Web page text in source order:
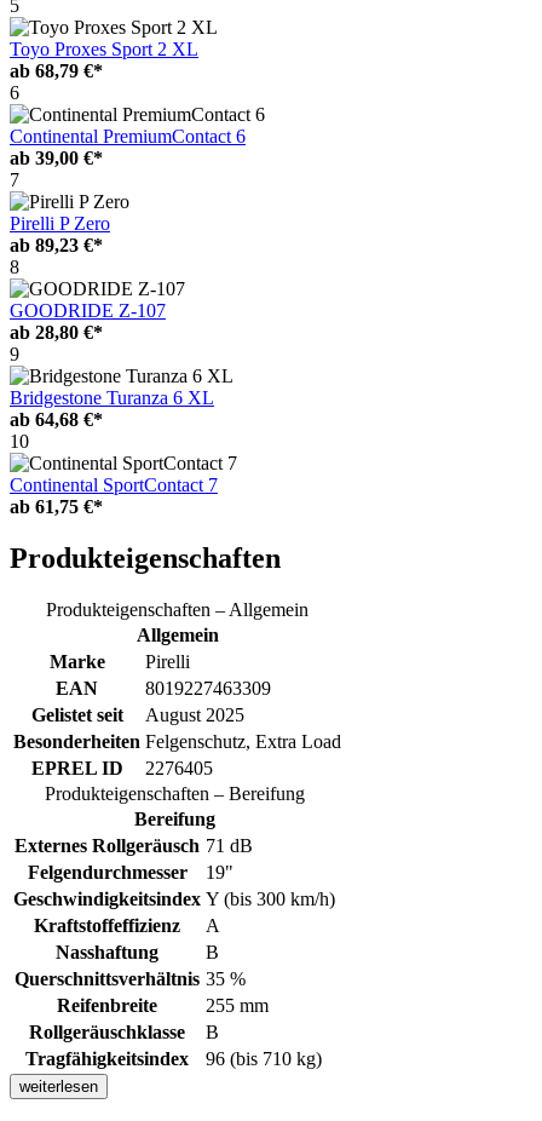
5
Toyo Proxes Sport 2 XL
ab 68,79 €*
6
Continental PremiumContact 6
ab 39,00 €*
7
Pirelli P Zero
ab 89,23 €*
8
GOODRIDE Z-107
ab 28,80 €*
9
Bridgestone Turanza 6 XL
ab 64,68 €*
10
Continental SportContact 7
ab 61,75 €*
Produkteigenschaften
Produkteigenschaften – Allgemein
Allgemein
Marke
Pirelli
EAN
8019227463309
Gelistet seit
August 2025
Besonderheiten Felgenschutz, Extra Load
EPREL ID
2276405
Produkteigenschaften – Bereifung
Bereifung
Externes Rollgeräusch 71 dB
Felgendurchmesser
19"
Geschwindigkeitsindex Y (bis 300 km/h)
Kraftstoffeffizienz
A
Nasshaftung
B
Querschnittsverhältnis 35 %
Reifenbreite
255 mm
Rollgeräuschklasse
B
Tragfähigkeitsindex
96 (bis 710 kg)
weiterlesen